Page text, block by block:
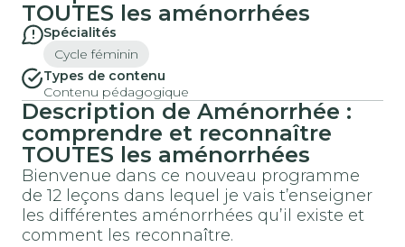
TOUTES les aménorrhées
Spécialités
Cycle féminin
Types de contenu
Contenu pédagogique
Description de Aménorrhée :
comprendre et reconnaître
TOUTES les aménorrhées
Bienvenue dans ce nouveau programme
de 12 leçons dans lequel je vais t’enseigner
les différentes aménorrhées qu’il existe et
comment les reconnaître.